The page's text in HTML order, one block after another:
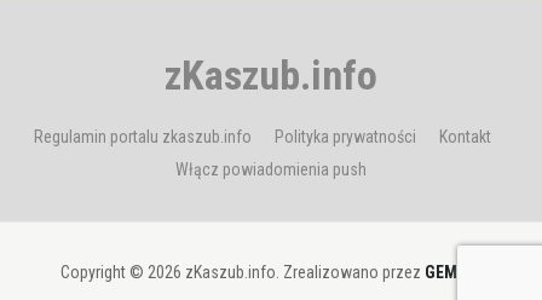
zKaszub.info
Regulamin portalu zkaszub.info Polityka prywatności
Kontakt
Włącz powiadomienia push
Copyright © 2026 zKaszub.info. Zrealizowano przez GEMBIT